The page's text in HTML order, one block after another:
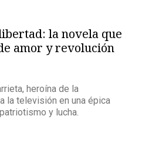
la novela que
amor y revolución
heroína de la
la televisión en una épica
y lucha.